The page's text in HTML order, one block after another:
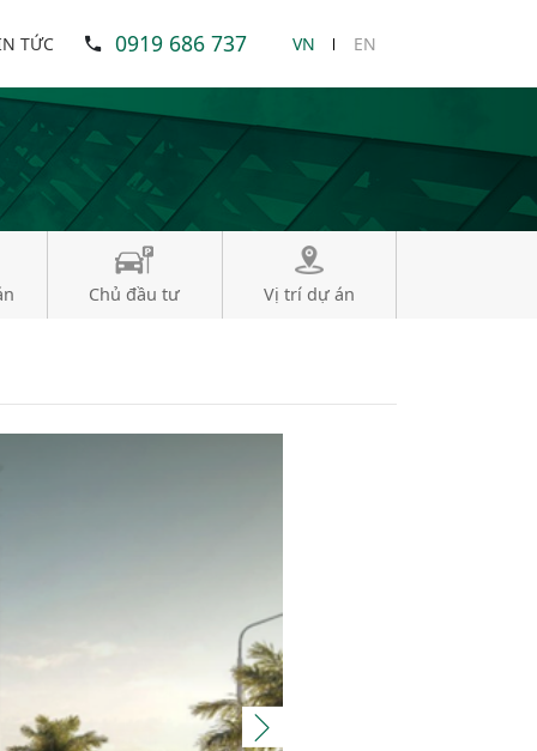
TỨC 0919 686 737 VN EN
Chủ đầu tư Vị trí dự án